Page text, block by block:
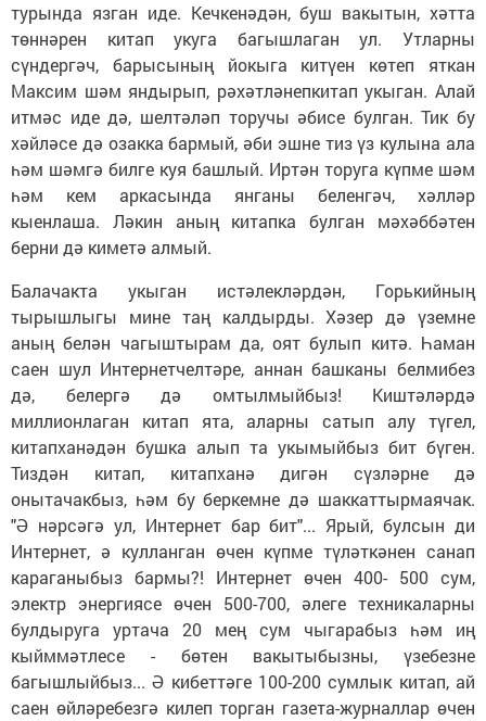
турында язган иде. Кечкенәдән, буш вакытын, хәтта
төннәрен китап укуга багышлаган ул. Утларны
сүндергәч, барысының йокыга китүен көтеп яткан
Максим шәм яндырып, рәхәтләнепкитап укыган. Алай
итмәс иде дә, шелтәләп торучы әбисе булган. Тик бу
хәйләсе дә озакка бармый, әби эшне тиз үз кулына ала
һәм шәмгә билге куя башлый. Иртән торуга күпме шәм
һәм кем аркасында янганы беленгәч, хәлләр
кыенлаша. Ләкин аның китапка булган мәхәббәтен
берни дә киметә алмый.
Балачакта укыган истәлекләрдән, Горькийның
тырышлыгы мине таң калдырды. Хәзер дә үземне
аның белән чагыштырам да, оят булып китә. Һаман
саен шул Интернетчелтәре, аннан башканы белмибез
дә, белергә дә омтылмыйбыз! Киштәләрдә
миллионлаган китап ята, аларны сатып алу түгел,
китапханәдән бушка алып та укымыйбыз бит бүген.
Тиздән китап, китапханә дигән сүзләрне дә
онытачакбыз, һәм бу беркемне дә шаккаттырмаячак.
"Ә нәрсәгә ул, Интернет бар бит"... Ярый, булсын ди
Интернет, ә кулланган өчен күпме түләткәнен санап
караганыбыз бармы?! Интернет өчен 400- 500 сум,
электр энергиясе өчен 500-700, әлеге техникаларны
булдыруга уртача 20 мең сум чыгарабыз һәм иң
кыйммәтлесе - бөтен вакытыбызны, үзебезне
багышлыйбыз... Ә кибеттәге 100-200 сумлык китап, ай
саен өйләребезгә килеп торган газета-журналлар өчен